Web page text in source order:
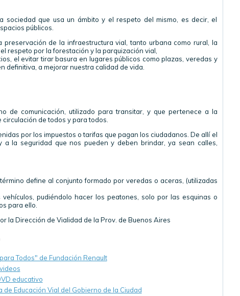
sociedad que usa un ámbito y el respeto del mismo, es decir, el
públicos.
preservación de la infraestructura vial, tanto urbana como rural, la
respeto por la forestación y la parquización vial,
el evitar tirar basura en lugares públicos como plazas, veredas y
definitiva, a mejorar nuestra calidad de vida.
de comunicación, utilizado para transitar, y que pertenece a la
de todos y para todos.
por los impuestos o tarifas que pagan los ciudadanos. De allí el
la seguridad que nos pueden y deben brindar, ya sean calles,
define al conjunto formado por veredas o aceras, (utilizadas
pudiéndolo hacer los peatones, solo por las esquinas o
para ello.
la Dirección de Vialidad de la Prov. de Buenos Aires
Todos" de Fundación Renault
educativo
Educación Vial del Gobierno de la Ciudad